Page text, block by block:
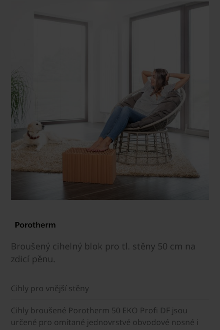
Broušený cihelný blok pro tl. stěny 50 cm na
zdicí pěnu.
Cihly pro vnější stěny
Cihly broušené Porotherm 50 EKO Profi DF jsou
určené pro omítané jednovrstvé obvodové nosné i